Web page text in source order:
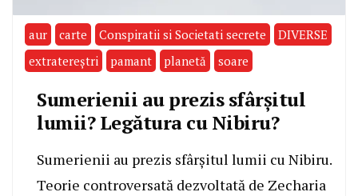
aur carte Conspiratii si Societati secrete
DIVERSE
extratereştri
pamant planetă soare
Sumerienii au prezis sfârşitul
lumii? Legătura cu Nibiru?
Sumerienii au prezis sfârșitul lumii cu Nibiru.
Teorie controversată dezvoltată de Zecharia